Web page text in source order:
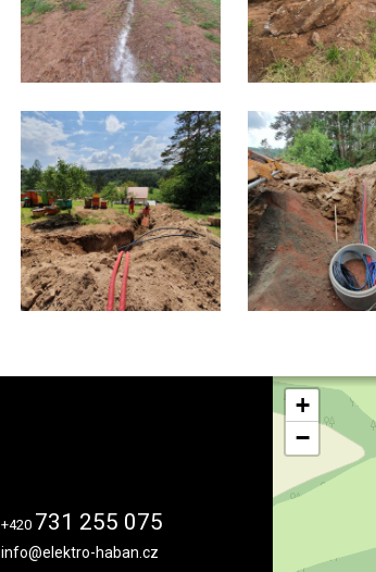
+420 731 255 075
info@elektro-haban.cz
+
−